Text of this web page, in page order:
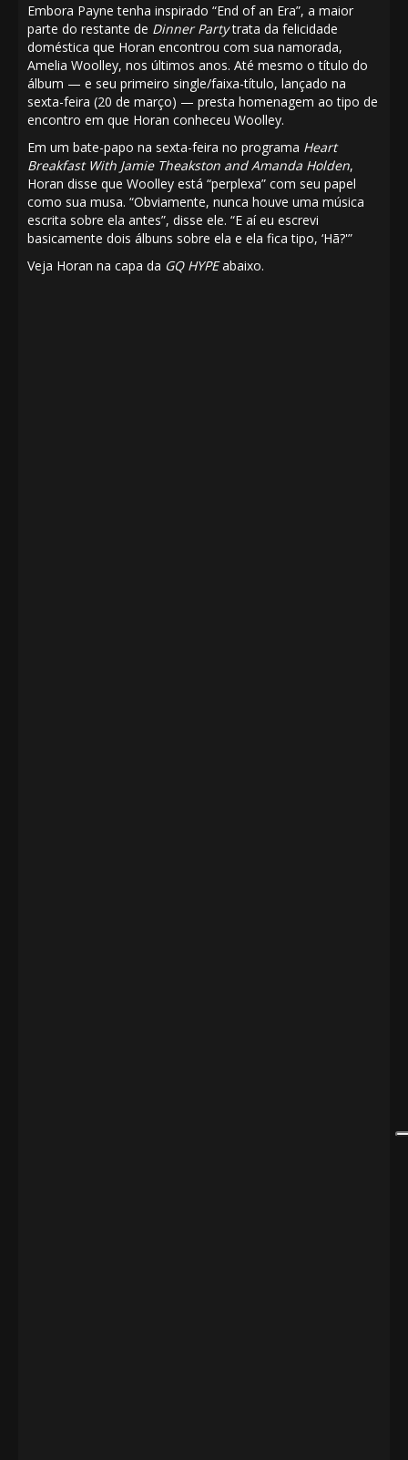
Embora Payne tenha inspirado “End of an Era”, a maior
parte do restante de Dinner Partytrata da felicidade
doméstica que Horan encontrou com sua namorada,
Amelia Woolley, nos últimos anos. Até mesmo o título do
álbum — e seu primeiro single/faixa-título, lançado na
sexta-feira (20 de março) — presta homenagem ao tipo de
encontro em que Horan conheceu Woolley.
Em um bate-papo na sexta-feira no programa Heart
BreakfastWith Jamie Theakston and Amanda Holden,
Horan disse que Woolley está “perplexa” com seu papel
como sua musa. “Obviamente, nunca houve uma música
escrita sobre ela antes”, disse ele. “E aí eu escrevi
basicamente dois álbuns sobre ela e ela fica tipo, ‘Hã?'”
Veja Horan na capa da GQ HYPEabaixo.